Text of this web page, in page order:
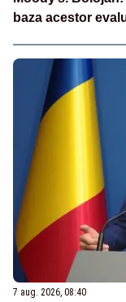
baza acestor
7 aug. 2026, 08:40